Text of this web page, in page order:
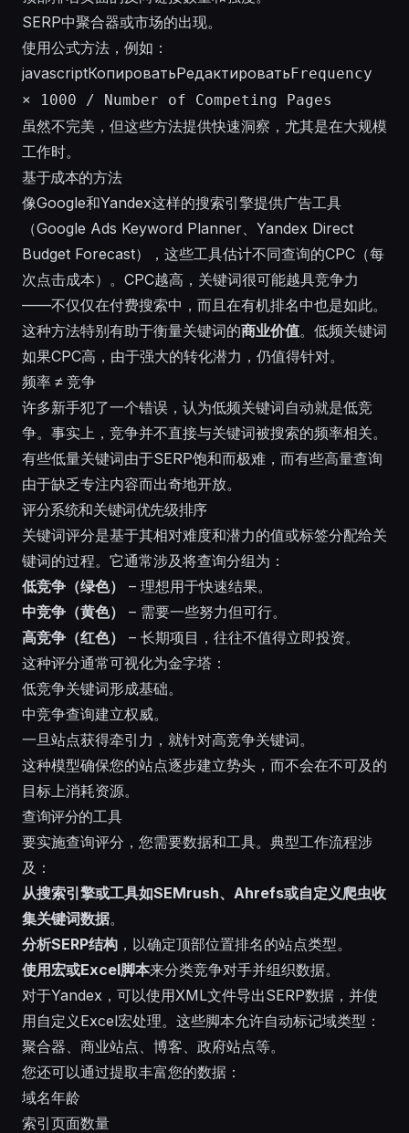
SERP中聚合器或市场的出现。
使用公式方法，例如：
javascriptКопироватьРедактироватьFrequency
× 1000 / Number of Competing Pages
虽然不完美，但这些方法提供快速洞察，尤其是在大规模
工作时。
基于成本的方法
像Google和Yandex这样的搜索引擎提供广告工具
（Google Ads Keyword Planner、Yandex Direct
Budget Forecast），这些工具估计不同查询的CPC（每
次点击成本）。CPC越高，关键词很可能越具竞争力
——不仅仅在付费搜索中，而且在有机排名中也是如此。
这种方法特别有助于衡量关键词的商业价值。低频关键词
如果CPC高，由于强大的转化潜力，仍值得针对。
频率 ≠ 竞争
许多新手犯了一个错误，认为低频关键词自动就是低竞
争。事实上，竞争并不直接与关键词被搜索的频率相关。
有些低量关键词由于SERP饱和而极难，而有些高量查询
由于缺乏专注内容而出奇地开放。
评分系统和关键词优先级排序
关键词评分是基于其相对难度和潜力的值或标签分配给关
键词的过程。它通常涉及将查询分组为：
低竞争（绿色）
– 理想用于快速结果。
中竞争（黄色）
– 需要一些努力但可行。
高竞争（红色）
– 长期项目，往往不值得立即投资。
这种评分通常可视化为金字塔：
低竞争关键词形成基础。
中竞争查询建立权威。
一旦站点获得牵引力，就针对高竞争关键词。
这种模型确保您的站点逐步建立势头，而不会在不可及的
目标上消耗资源。
查询评分的工具
要实施查询评分，您需要数据和工具。典型工作流程涉
及：
从搜索引擎或工具如SEMrush、Ahrefs或自定义爬虫收
集关键词数据。
分析SERP结构 ，以确定顶部位置排名的站点类型。
使用宏或Excel脚本来分类竞争对手并组织数据。
对于Yandex，可以使用XML文件导出SERP数据，并使
用自定义Excel宏处理。这些脚本允许自动标记域类型：
聚合器、商业站点、博客、政府站点等。
您还可以通过提取丰富您的数据：
域名年龄
索引页面数量